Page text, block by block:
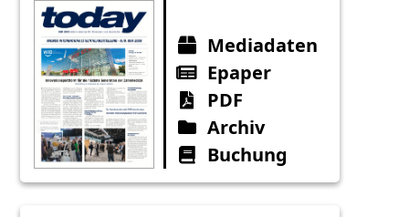
Mediadaten
Epaper
PDF
Archiv
Buchung